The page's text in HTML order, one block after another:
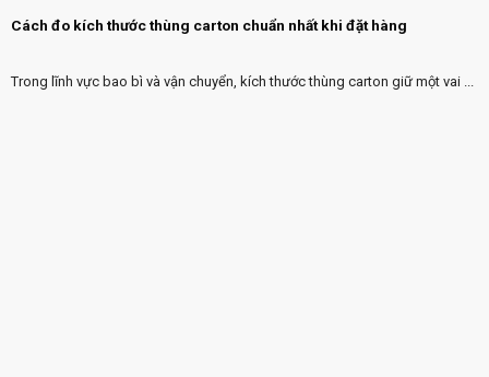
Cách đo kích thước thùng carton chuẩn nhất khi đặt hàng
Trong lĩnh vực bao bì và vận chuyển, kích thước thùng carton giữ một vai ...